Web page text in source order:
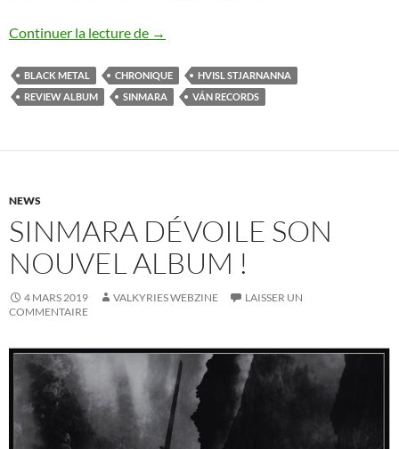
Continuer la lecture de Sinmara – Hvísl Stjarnanna
→
BLACK METAL CHRONIQUE
HVISL STJARNANNA
REVIEW ALBUM
SINMARA VÁN RECORDS
NEWS
SINMARA DÉVOILE SON
NOUVEL ALBUM !
4 MARS 2019 VALKYRIES WEBZINE
LAISSER UN
COMMENTAIRE